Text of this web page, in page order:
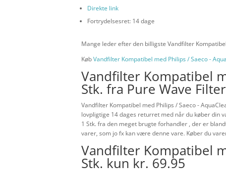
Direkte link
Fortrydelsesret: 14 dage
Mange leder efter den billigste Vandfilter
KøbVandfilter Kompatibel med Philips / Saeco -
Vandfilter Kompatibel
Stk. fra Pure Wave
Vandfilter Kompatibel med Philips / Saeco -
lovpligtige 14 dages returret med når du køber din
1 Stk. fra den meget brugte forhandler , der er
varer, som jo fx kan være denne vare. Køber du
Vandfilter Kompatibel
Stk. kun kr. 69.95